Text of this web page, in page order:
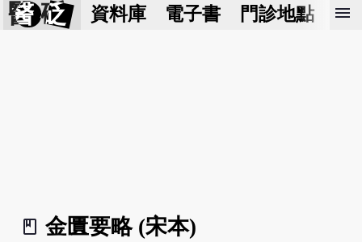
醫 砭 資料庫 電子書 門診地點 預
menu
book_2
金匱要略 (宋本)